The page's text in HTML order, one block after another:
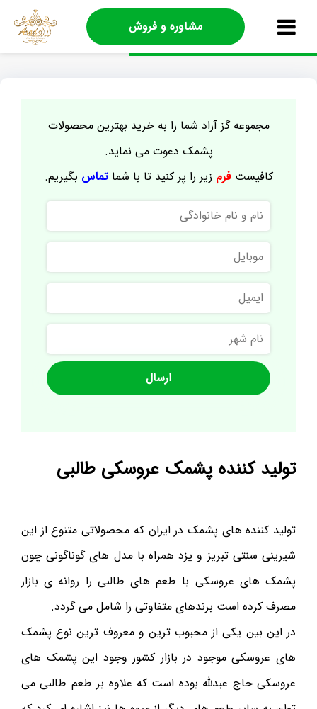
مشاوره و فروش
مجموعه گز آراد شما را به خرید بهترین محصولات
پشمک دعوت می نماید.
کافیستفرم زیر را پر کنید تا با شماتماس بگیریم.
نام
و
نام
خانوادگی
موبایل
ایمیل
نام
شهر
تولید کننده پشمک عروسکی طالبی
تولید کننده های پشمک در ایران که محصولاتی متنوع از این
شیرینی سنتی تبریز و یزد همراه با مدل های گوناگونی چون
پشمک های عروسکی با طعم های طالبی را روانه ی بازار
مصرف کرده است برندهای متفاوتی را شامل می گردد.
در این بین یکی از محبوب ترین و معروف ترین نوع پشمک
های عروسکی موجود در بازار کشور وجود این پشمک های
عروسکی حاج عبدلله بوده است که علاوه بر طعم طالبی می